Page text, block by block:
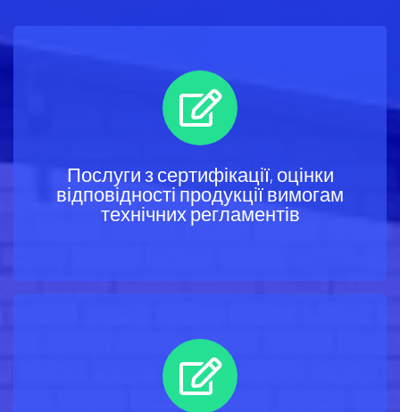
Послуги з сертифікації, оцінки
відповідності продукції вимогам
технічних регламентів